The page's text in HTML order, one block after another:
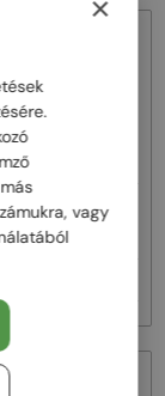
54
-53%
×
vagy